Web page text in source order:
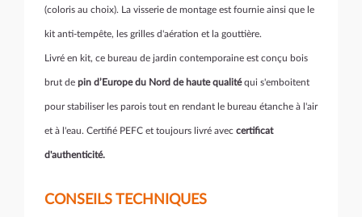
(coloris au choix). La visserie de montage est fournie ainsi que le
kit anti-tempête, les grilles d'aération et la gouttière.
Livré en kit, ce bureau de jardin contemporaine est conçu bois
brut de pin d’Europe du Nord de haute qualitéqui s'emboitent
pour stabiliser les parois tout en rendant le bureau étanche à l'air
et à l'eau. Certifié PEFC et toujours livré avec certificat
d'authenticité.
CONSEILS TECHNIQUES